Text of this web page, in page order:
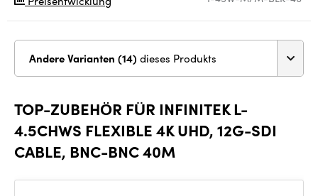
Andere Varianten (14) dieses Produkts
TOP-ZUBEHÖR FÜR INFINITEK L-
4.5CHWS FLEXIBLE 4K UHD, 12G-SDI
CABLE, BNC-BNC 40M